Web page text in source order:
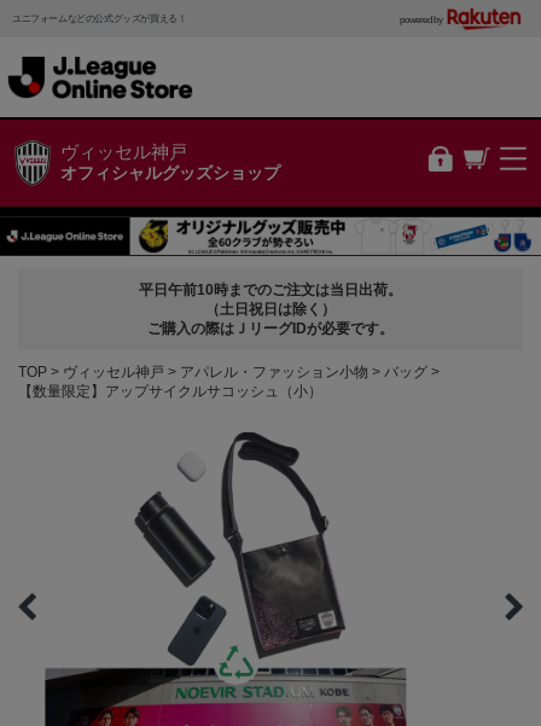
ユニフォームなどの公式グッズが買える！ powered by
ヴィッセル神戸
オフィシャルグッズショップ
平日午前10時までのご注文は当日出荷。
（土日祝日は除く）
ご購入の際はＪリーグIDが必要です。
TOP ヴィッセル神戸 アパレル・ファッション小物
バッグ
【数量限定】アップサイクルサコッシュ（小）